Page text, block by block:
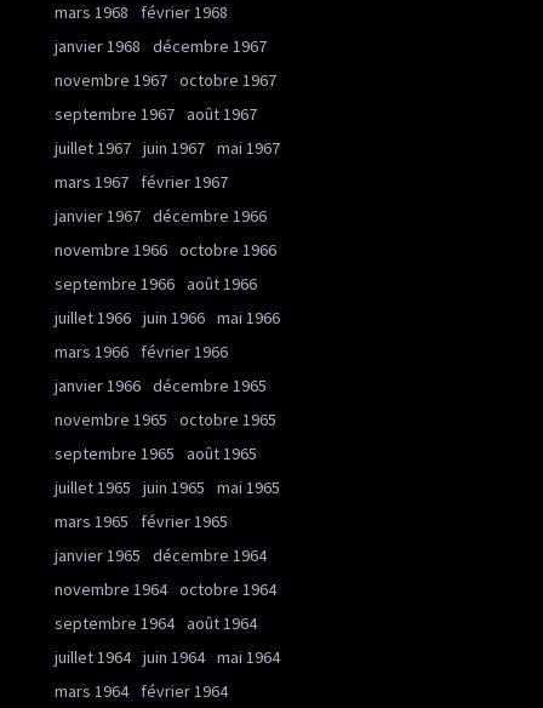
mars 1968
février 1968
janvier 1968
décembre 1967
novembre 1967 octobre 1967
septembre 1967 août 1967
juillet 1967 juin 1967 mai 1967
mars 1967
février 1967
janvier 1967 décembre 1966
novembre 1966 octobre 1966
septembre 1966 août 1966
juillet 1966 juin 1966 mai 1966
mars 1966
février 1966
janvier 1966 décembre 1965
novembre 1965
octobre 1965
septembre 1965
août 1965
juillet 1965
juin 1965
mai 1965
mars 1965
février 1965
janvier 1965
décembre 1964
novembre 1964 octobre 1964
septembre 1964 août 1964
juillet 1964 juin 1964 mai 1964
mars 1964
février 1964